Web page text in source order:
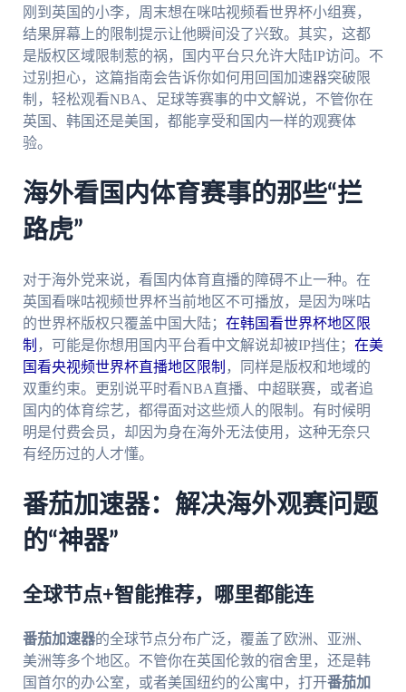
刚到英国的小李，周末想在咪咕视频看世界杯小组赛，
结果屏幕上的限制提示让他瞬间没了兴致。其实，这都
是版权区域限制惹的祸，国内平台只允许大陆IP访问。不
过别担心，这篇指南会告诉你如何用回国加速器突破限
制，轻松观看NBA、足球等赛事的中文解说，不管你在
英国、韩国还是美国，都能享受和国内一样的观赛体
验。
海外看国内体育赛事的那些“拦
路虎”
对于海外党来说，看国内体育直播的障碍不止一种。在
英国看咪咕视频世界杯当前地区不可播放，是因为咪咕
的世界杯版权只覆盖中国大陆； 在韩国看世界杯地区限
制 ，可能是你想用国内平台看中文解说却被IP挡住； 在美
国看央视频世界杯直播地区限制 ，同样是版权和地域的
双重约束。更别说平时看NBA直播、中超联赛，或者追
国内的体育综艺，都得面对这些烦人的限制。有时候明
明是付费会员，却因为身在海外无法使用，这种无奈只
有经历过的人才懂。
番茄加速器：解决海外观赛问题
的“神器”
全球节点+智能推荐，哪里都能连
番茄加速器的全球节点分布广泛，覆盖了欧洲、亚洲、
美洲等多个地区。不管你在英国伦敦的宿舍里，还是韩
国首尔的办公室，或者美国纽约的公寓中，打开番茄加